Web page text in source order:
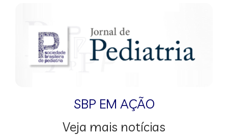
SBP EM AÇÃO
Veja mais notícias